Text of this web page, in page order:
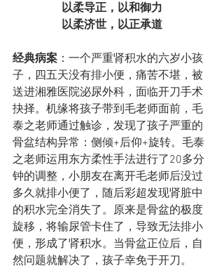
以柔导正，以和御力
以柔济世，以正承道
经典病案 ：一个严重肾积水的六岁小孩
子，四五天没有排小便，痛苦不堪，被
送进湘雅医院泌尿外科，面临开刀手术
抉择。机缘将孩子带到毛老师面前，毛
泰之老师通过触诊，发现了孩子严重的
骨盆结构异常：侧倾+后仰+旋转。毛泰
之老师运用东方柔性手法进行了20多分
钟的调整，小朋友在离开毛老师后没过
多久就排小便了，随后彩超发现肾脏中
的积水完全消失了。原来是骨盆的极度
旋移，将输尿管卡住了，导致无法排小
便，形成了肾积水。当骨盆正位后，自
然问题就解决了，孩子幸免于开刀。